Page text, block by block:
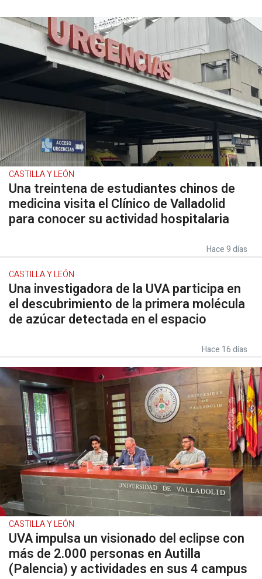
CASTILLA Y LEÓN
Una treintena de estudiantes chinos de
medicina visita el Clínico de Valladolid
para conocer su actividad hospitalaria
Hace 9 días
CASTILLA Y LEÓN
Una investigadora de la UVA participa en
el descubrimiento de la primera molécula
de azúcar detectada en el espacio
Hace 16 días
CASTILLA Y LEÓN
UVA impulsa un visionado del eclipse con
más de 2.000 personas en Autilla
(Palencia) y actividades en sus 4 campus